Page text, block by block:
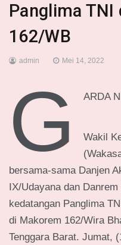
Panglima
162/WB
admin Mei 14, 2022
G ARDA
Wakil
bersama-sama Danjen
IX/Udayana dan
kedatangan Panglima
di Makorem 162/Wira
Tenggara Barat. Jumat,